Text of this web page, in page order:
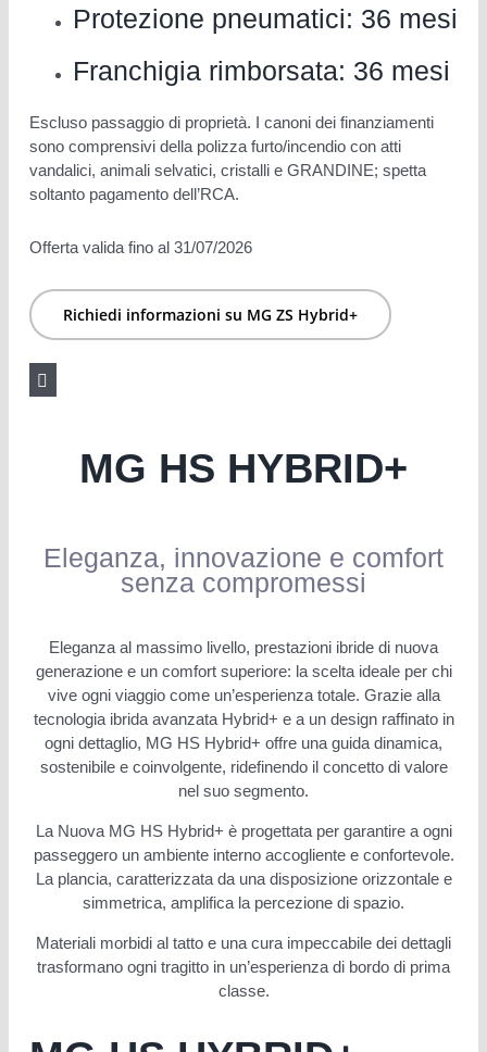
Protezione pneumatici: 36 mesi
Franchigia rimborsata: 36 mesi
Escluso passaggio di proprietà. I canoni dei finanziamenti
sono comprensivi della polizza furto/incendio con atti
vandalici, animali selvatici, cristalli e GRANDINE; spetta
soltanto pagamento dell’RCA.
Offerta valida fino al 31/07/2026
Richiedi informazioni su MG ZS Hybrid+
MG HS HYBRID+
Eleganza, innovazione e comfort
senza compromessi
Eleganza al massimo livello, prestazioni ibride di nuova
generazione e un comfort superiore: la scelta ideale per chi
vive ogni viaggio come un’esperienza totale. Grazie alla
tecnologia ibrida avanzata Hybrid+ e a un design raffinato in
ogni dettaglio, MG HS Hybrid+ offre una guida dinamica,
sostenibile e coinvolgente, ridefinendo il concetto di valore
nel suo segmento.
La Nuova MG HS Hybrid+ è progettata per garantire a ogni
passeggero un ambiente interno accogliente e confortevole.
La plancia, caratterizzata da una disposizione orizzontale e
simmetrica, amplifica la percezione di spazio.
Materiali morbidi al tatto e una cura impeccabile dei dettagli
trasformano ogni tragitto in un’esperienza di bordo di prima
classe.